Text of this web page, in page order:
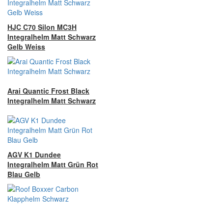
HJC C70 Silon MC3H
Integralhelm Matt Schwarz
Gelb Weiss
Arai Quantic Frost Black
Integralhelm Matt Schwarz
AGV K1 Dundee
Integralhelm Matt Grün Rot
Blau Gelb